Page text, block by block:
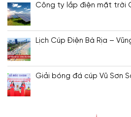
Công ty lắp điện mặt trời
Lịch Cúp Điện Bà Rịa –
Giải bóng đá cúp Vũ Sơn